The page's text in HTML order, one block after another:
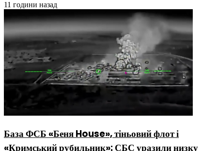
11 години назад
База ФСБ «Беня House», тіньовий флот і
«Кримський рубильник»: СБС уразили низку